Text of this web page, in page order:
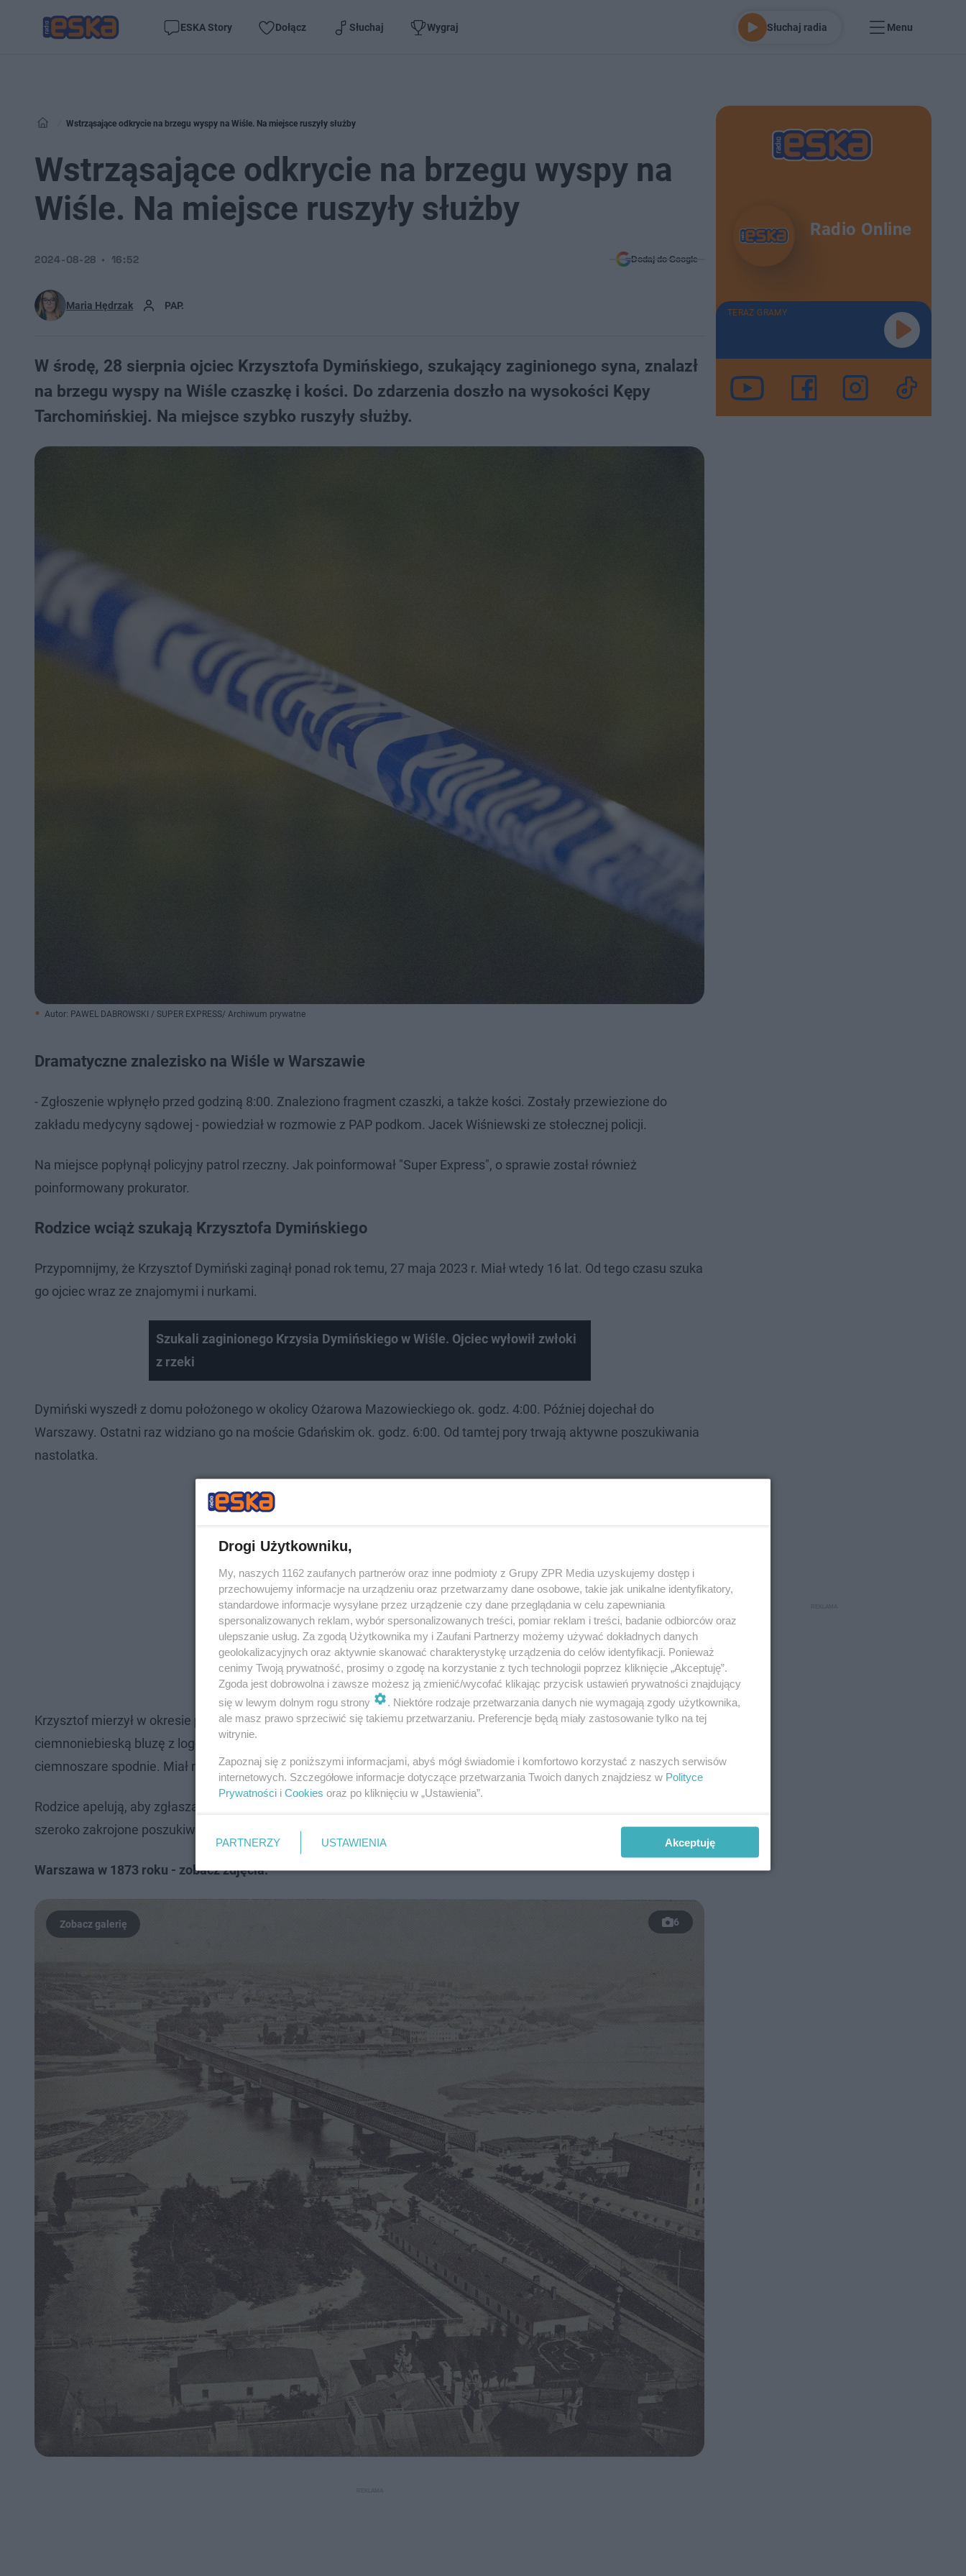
ESKA Story Dołącz Słuchaj Wygraj Słuchaj radia Menu
Wstrząsające odkrycie na brzegu wyspy na Wiśle. Na miejsce ruszyły służby
Wstrząsające odkrycie na brzegu wyspy na
Wiśle. Na miejsce ruszyły służby
Maria Hędrzak PAP.
2024-08-28 16:52 Dodaj do Google
W środę, 28 sierpnia ojciec Krzysztofa Dymińskiego, szukający zaginionego syna, znalazł
na brzegu wyspy na Wiśle czaszkę i kości. Do zdarzenia doszło na wysokości Kępy
Tarchomińskiej. Na miejsce szybko ruszyły służby.
Autor: PAWEL DABROWSKI / SUPER EXPRESS/ Archiwum prywatne
Dramatyczne znalezisko na Wiśle w Warszawie
- Zgłoszenie wpłynęło przed godziną 8:00. Znaleziono fragment czaszki, a także kości. Zostały przewiezione do
zakładu medycyny sądowej - powiedział w rozmowie z PAP podkom. Jacek Wiśniewski ze stołecznej policji.
Na miejsce popłynął policyjny patrol rzeczny. Jak poinformował "Super Express", o sprawie został również
poinformowany prokurator.
Rodzice wciąż szukają Krzysztofa Dymińskiego
Przypomnijmy, że Krzysztof Dymiński zaginął ponad rok temu, 27 maja 2023 r. Miał wtedy 16 lat. Od tego czasu szuka
go ojciec wraz ze znajomymi i nurkami.
Szukali zaginionego Krzysia Dymińskiego w Wiśle. Ojciec wyłowił zwłoki
z rzeki
Dymiński wyszedł z domu położonego w okolicy Ożarowa Mazowieckiego ok. godz. 4:00. Później dojechał do
Warszawy. Ostatni raz widziano go na moście Gdańskim ok. godz. 6:00. Od tamtej pory trwają aktywne poszukiwania
nastolatka.
Krzysztof mierzył w okresie przed zaginięciem ok. 174-176 cm, ważył ok. 65-70 kg. W dniu zaginięcia był ubrany w
ciemnoniebieską bluzę z logo ADIDAS, buty typu sneakers firmy DIESEL (czarne, skórzane, sznurowane) oraz
ciemnoszare spodnie. Miał na szyi złoty łańcuszek z krzyżykiem z napisem Krzysztof i datą komunii.
Rodzice apelują, aby zgłaszać służbom każdą sytuację, w której mógł być widziany Krzysztof. Dobrze nagłośnione,
szeroko zakrojone poszukiwania mogą zwiększyć szansę na jego odnalezienie.
Warszawa w 1873 roku - zobacz zdjęcia:
6
Radio Online
TERAZ GRAMY
Drogi Użytkowniku,
My, naszych 1162 zaufanych partnerów oraz inne podmioty z Grupy ZPR Media uzyskujemy dostęp i
przechowujemy informacje na urządzeniu oraz przetwarzamy dane osobowe, takie jak unikalne identyfikatory,
standardowe informacje wysyłane przez urządzenie czy dane przeglądania w celu zapewniania
spersonalizowanych reklam, wybór spersonalizowanych treści, pomiar reklam i treści, badanie odbiorców oraz
ulepszanie usług. Za zgodą Użytkownika my i Zaufani Partnerzy możemy używać dokładnych danych
geolokalizacyjnych oraz aktywnie skanować charakterystykę urządzenia do celów identyfikacji. Ponieważ
cenimy Twoją prywatność, prosimy o zgodę na korzystanie z tych technologii poprzez kliknięcie „Akceptuję”.
Zgoda jest dobrowolna i zawsze możesz ją zmienić/wycofać klikając przycisk ustawień prywatności znajdujący
się w lewym dolnym rogu strony
. Niektóre rodzaje przetwarzania danych nie wymagają zgody użytkownika,
ale masz prawo sprzeciwić się takiemu przetwarzaniu. Preferencje będą miały zastosowanie tylko na tej
witrynie.
Zapoznaj się z poniższymi informacjami, abyś mógł świadomie i komfortowo korzystać z naszych serwisów
internetowych. Szczegółowe informacje dotyczące przetwarzania Twoich danych znajdziesz w Polityce
Prywatności i Cookies oraz po kliknięciu w „Ustawienia”.
PARTNERZY USTAWIENIA Akceptuję